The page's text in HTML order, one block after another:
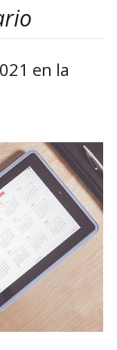
en la